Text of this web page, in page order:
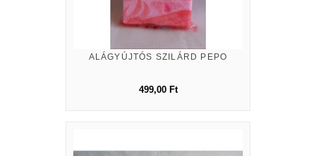
ALÁGYÚJTÓS SZILÁRD PEPO
499,00 Ft